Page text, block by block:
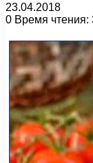
23.04.2018
0 Время чтения: